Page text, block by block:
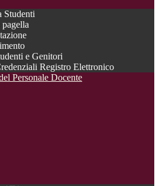
Studenti
pagella
e Genitori
Registro Elettronico
Personale Docente